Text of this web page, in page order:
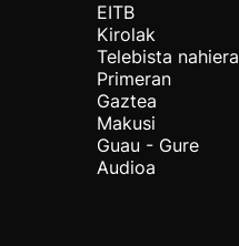
EITB
Kirolak
Telebista
Primeran
Gaztea
Makusi
Guau - Gure
Audioa